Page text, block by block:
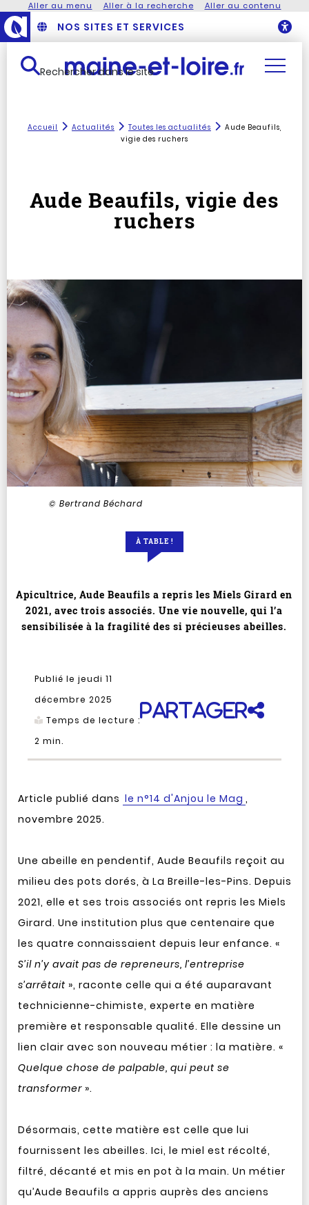
Aller au menu Aller à la recherche Aller au contenu
NOS SITES ET SERVICES
Rechercher dans le site
Accueil Actualités Toutes les actualités
Aude Beaufils,
vigie des ruchers
Aude Beaufils, vigie des
ruchers
© Bertrand Béchard
À TABLE !
Apicultrice, Aude Beaufils a repris les Miels Girard en
2021, avec trois associés. Une vie nouvelle, qui l’a
sensibilisée à la fragilité des si précieuses abeilles.
Publié le jeudi 11
décembre 2025
Temps de lecture :
2 min.
Partager
Article publié dans le n°14 d'Anjou le Mag ,
novembre 2025.
Une abeille en pendentif, Aude Beaufils reçoit au
milieu des pots dorés, à La Breille-les-Pins. Depuis
2021, elle et ses trois associés ont repris les Miels
Girard. Une institution plus que centenaire que
les quatre connaissaient depuis leur enfance. «
S’il n’y avait pas de repreneurs, l’entreprise
s’arrêtait», raconte celle qui a été auparavant
technicienne-chimiste, experte en matière
première et responsable qualité. Elle dessine un
lien clair avec son nouveau métier : la matière. «
Quelque chose de palpable, qui peut se
transformer».
Désormais, cette matière est celle que lui
fournissent les abeilles. Ici, le miel est récolté,
filtré, décanté et mis en pot à la main. Un métier
qu’Aude Beaufils a appris auprès des anciens